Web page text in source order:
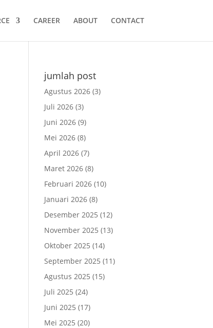
CAREER ABOUT CONTACT
jumlah post
Agustus 2026 (3)
Juli 2026 (3)
Juni 2026 (9)
Mei 2026 (8)
April 2026 (7)
Maret 2026 (8)
Februari 2026 (10)
Januari 2026 (8)
Desember 2025 (12)
November 2025 (13)
Oktober 2025 (14)
September 2025 (11)
Agustus 2025 (15)
Juli 2025 (24)
Juni 2025 (17)
Mei 2025 (20)